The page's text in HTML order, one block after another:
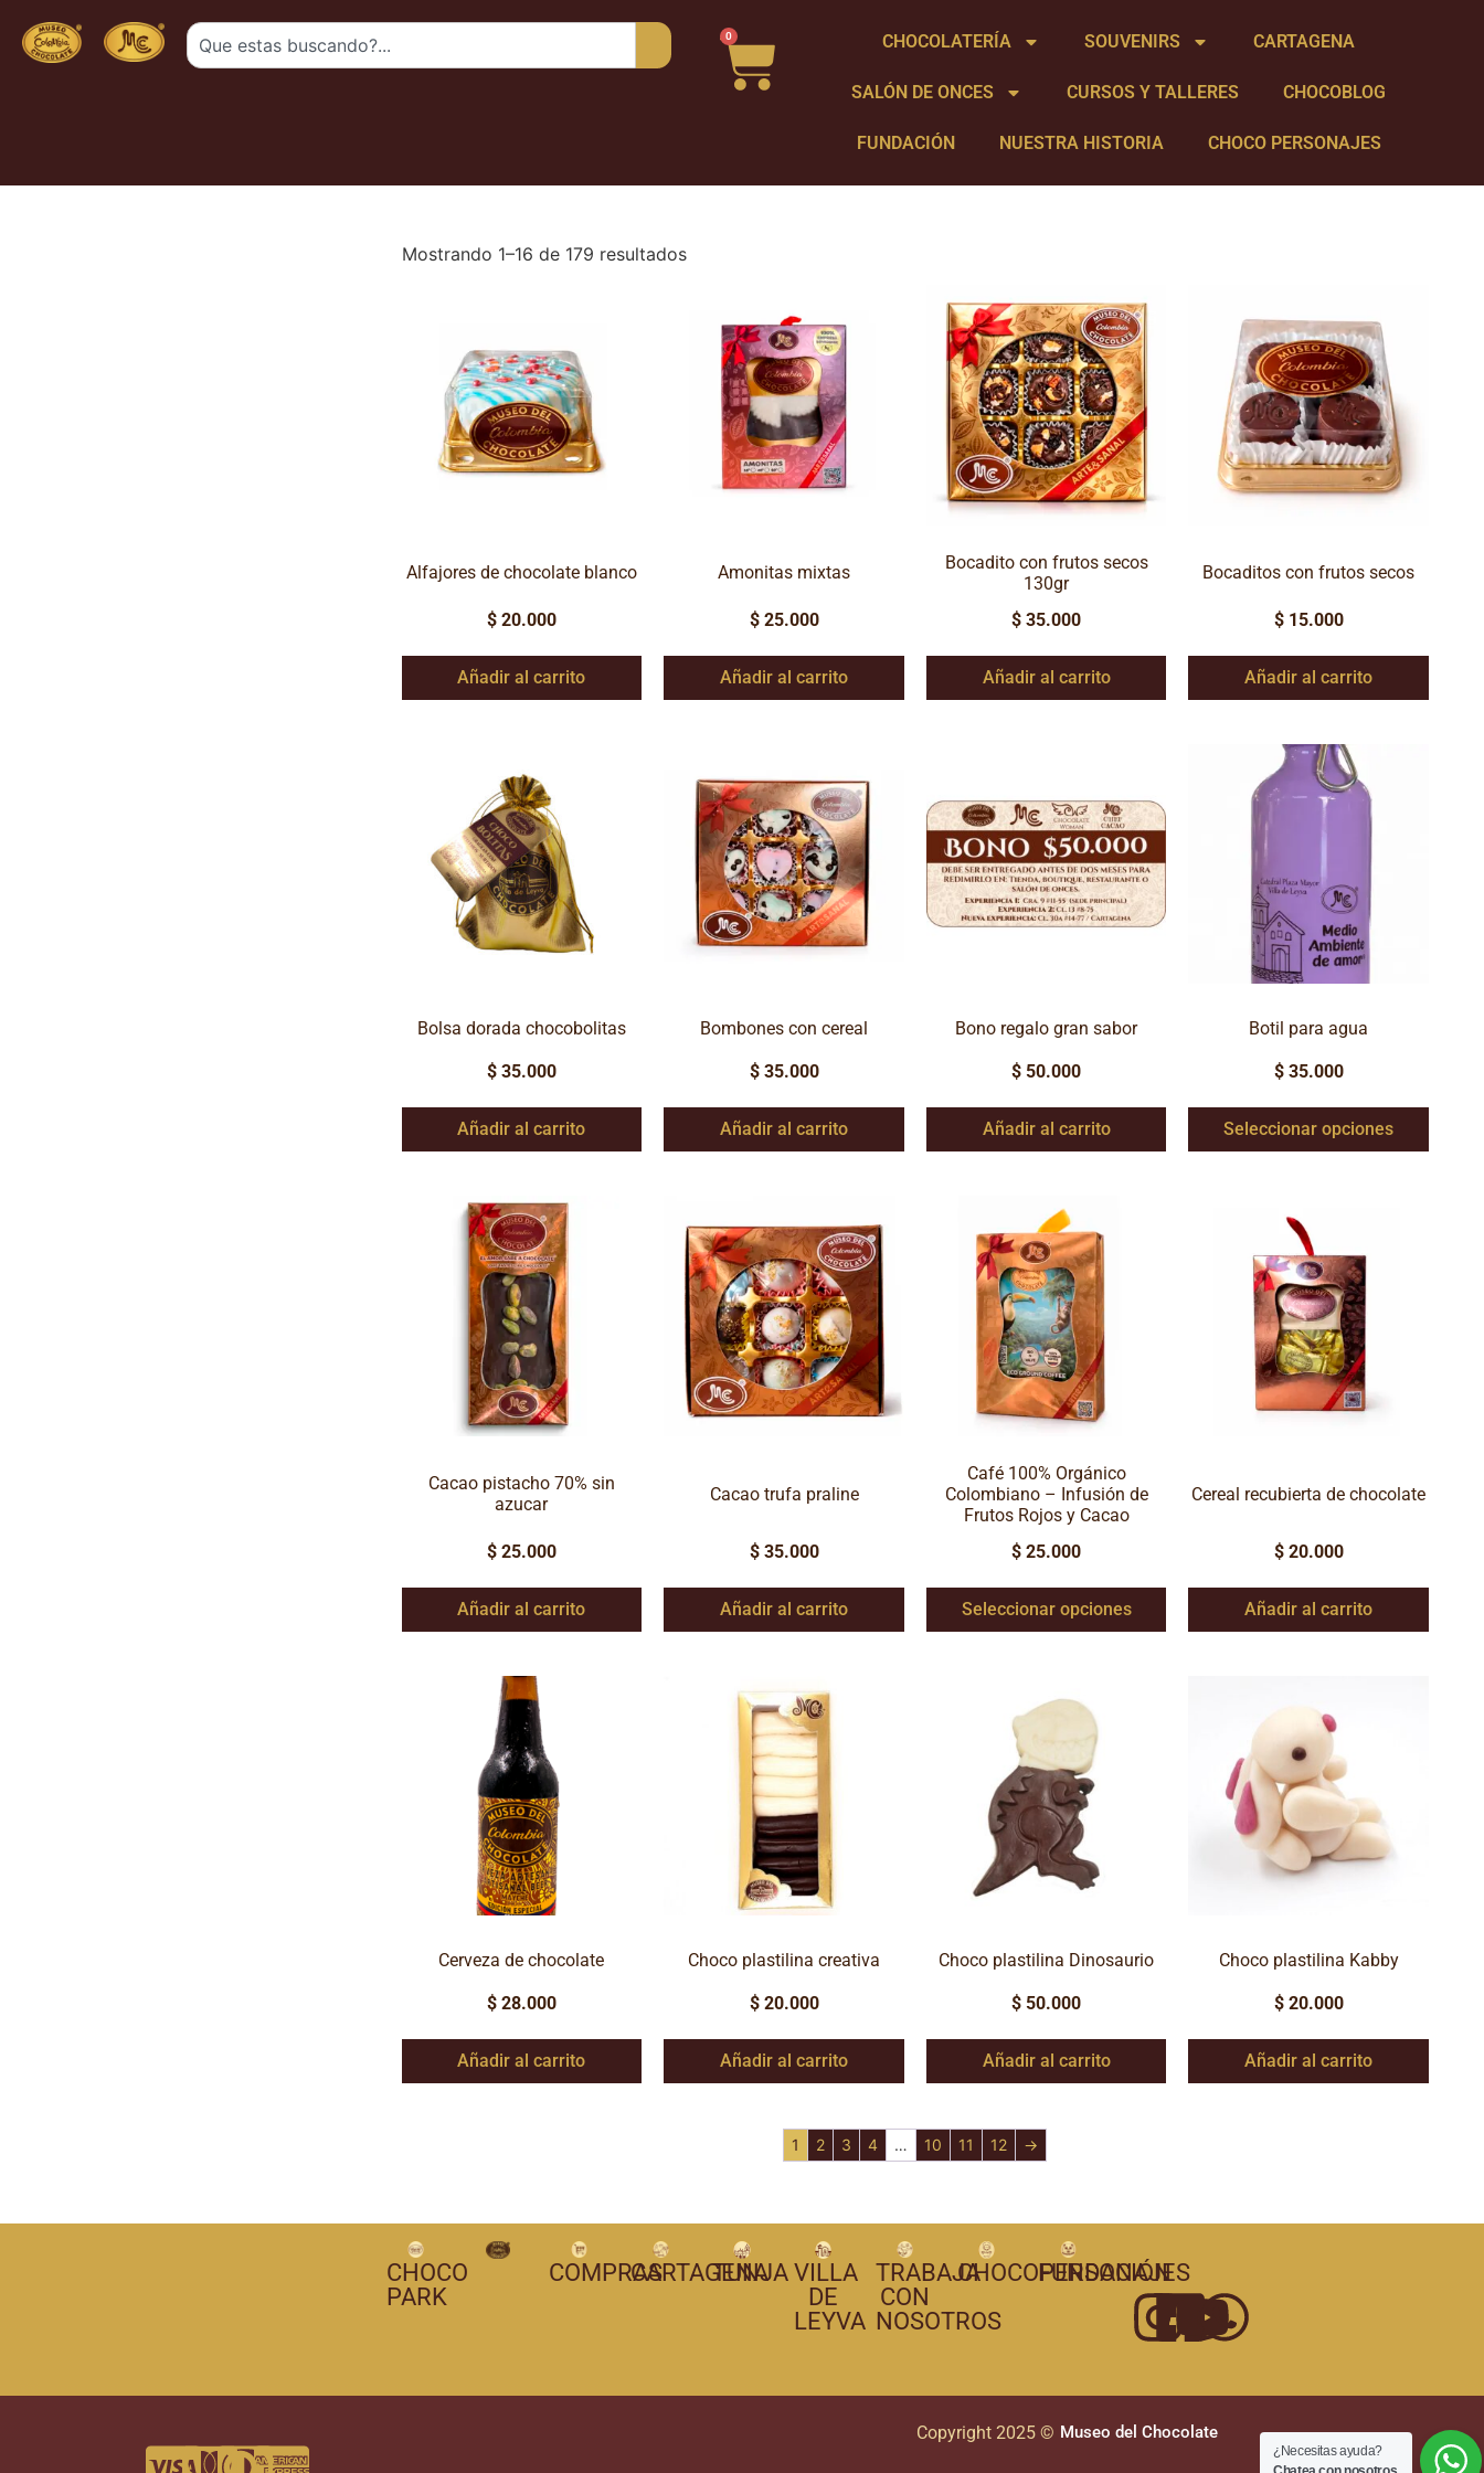
0 CHOCOLATERÍA SOUVENIRS CARTAGENA
SALÓN DE ONCES CURSOS Y TALLERES CHOCOBLOG
FUNDACIÓN NUESTRA HISTORIA CHOCO PERSONAJES
Mostrando 1–16 de 179 resultados
Alfajores de chocolate blanco
$20.000
Añadir al carrito
Amonitas mixtas
$25.000
Añadir al carrito
Bocadito con frutos secos
130gr
$ 35.000
Añadir al carrito
Bocaditos con frutos secos
$15.000
Añadir al carrito
Bolsa dorada chocobolitas
$35.000
Añadir al carrito
Bombones con cereal
$35.000
Añadir al carrito
Bono regalo gran sabor
$ 50.000
Añadir al carrito
Botil para agua
$35.000
Seleccionar opciones
Cacao pistacho 70% sin
azucar
$25.000
Añadir al carrito
Cacao trufa praline
$35.000
Añadir al carrito
Café 100% Orgánico
Colombiano – Infusión de
Frutos Rojos y Cacao
$ 25.000
Seleccionar opciones
Cereal recubierta de chocolate
$20.000
Añadir al carrito
Cerveza de chocolate
$28.000
Añadir al carrito
Choco plastilina creativa
$20.000
Añadir al carrito
Choco plastilina Dinosaurio
$ 50.000
Añadir al carrito
Choco plastilina Kabby
$20.000
Añadir al carrito
1 2 3 4 … 10 11 12 →
CHOCO
PARK
COMPRASCARTAGENA
TUNJA VILLA
DE
LEYVA
TRABAJA
CON
NOSOTROS
CHOCOPERSONAJES
FUNDACIÓN
Copyright 2025 © Museo del Chocolate
¿Necesitas ayuda?